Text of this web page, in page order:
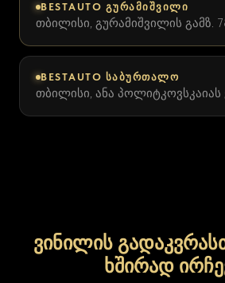
BESTAUTO ᲒᲣᲠᲐᲛᲘᲨᲕᲘᲚᲘ
თბილისი, გურამიშვილის გამზ.
BESTAUTO ᲡᲐᲑᲣᲠᲗᲐᲚᲝ
თბილისი, ანა პოლიტკოვსკაიას
ვინილის
ხშირად